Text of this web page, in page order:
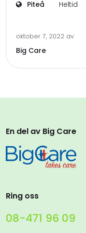
Piteå Heltid
oktober 7, 2022 av
Big Care
En del av Big Care
Ring oss
08-471 96 09